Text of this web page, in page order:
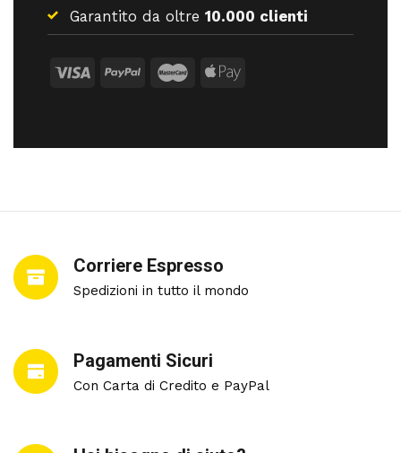
Garantito da oltre 10.000 clienti
Corriere Espresso
Spedizioni in tutto il mondo
Pagamenti Sicuri
Con Carta di Credito e PayPal